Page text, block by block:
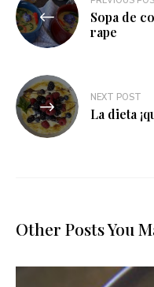
de
entradas
Sopa de
rape
NEXT POST
La dieta
Other Posts You